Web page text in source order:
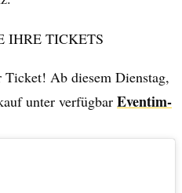
IHRE TICKETS
Ab diesem Dienstag,
unter verfügbar Eventim-